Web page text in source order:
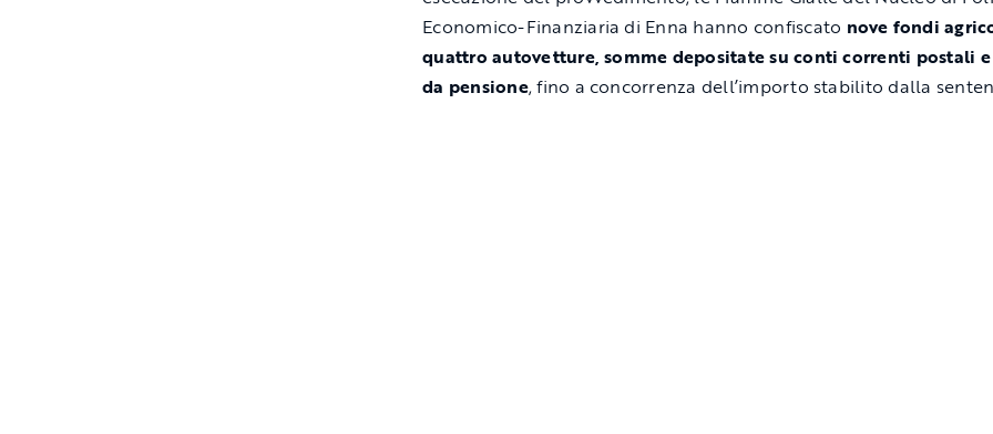
Economico-Finanziaria di Enna hanno confiscato nove fondi
quattro autovetture, somme depositate su conti correnti postali
da pensione, fino a concorrenza dell’importo stabilito dalla